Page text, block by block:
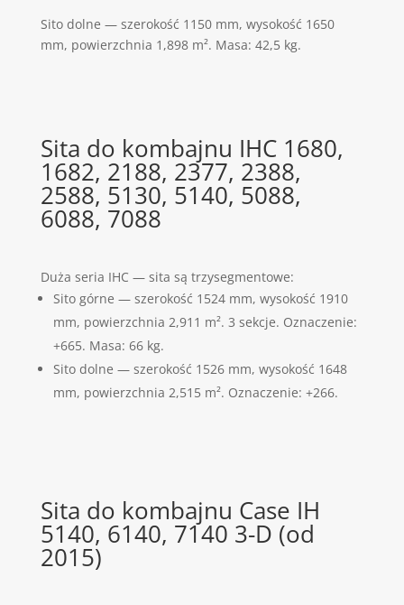
Sito dolne — szerokość 1150 mm, wysokość 1650
mm, powierzchnia 1,898 m². Masa: 42,5 kg.
Sita do kombajnu IHC 1680,
1682, 2188, 2377, 2388,
2588, 5130, 5140, 5088,
6088, 7088
Duża seria IHC — sita są trzysegmentowe:
Sito górne — szerokość 1524 mm, wysokość 1910
mm, powierzchnia 2,911 m². 3 sekcje. Oznaczenie:
+665. Masa: 66 kg.
Sito dolne — szerokość 1526 mm, wysokość 1648
mm, powierzchnia 2,515 m². Oznaczenie: +266.
Sita do kombajnu Case IH
5140, 6140, 7140 3-D (od
2015)